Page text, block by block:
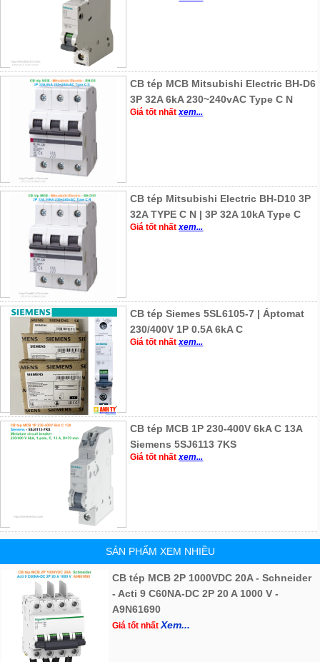
CB tép MCB Mitsubishi Electric BH-D6
3P 32A 6kA 230~240vAC Type C N
Giá tốt nhấtxem...
CB tép Mitsubishi Electric BH-D10 3P
32A TYPE C N | 3P 32A 10kA Type C
Giá tốt nhấtxem...
CB tép Siemes 5SL6105-7 | Áptomat
230/400V 1P 0.5A 6kA C
Giá tốt nhấtxem...
CB tép MCB 1P 230-400V 6kA C 13A
Siemens 5SJ6113 7KS
Giá tốt nhấtxem...
SẢN PHẨM XEM NHIỀU
CB tép MCB 2P 1000VDC 20A - Schneider
- Acti 9 C60NA-DC 2P 20 A 1000 V -
A9N61690
Giá tốt nhấtXem...